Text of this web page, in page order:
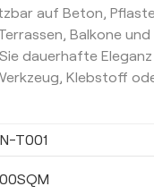
auf Beton,
Balkone
dauerhafte Eleganz
Klebstoff
T001